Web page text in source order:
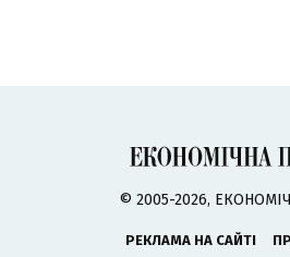
© 2005-2026,
РЕКЛАМА НА САЙТІ